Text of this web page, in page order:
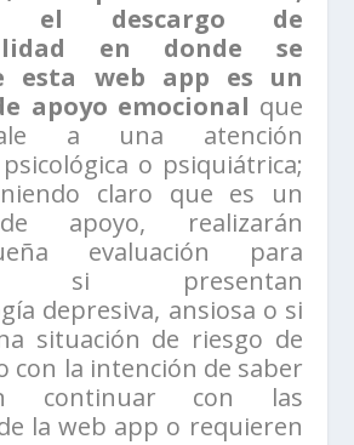
el descargo de
en donde se
esta web app es un
apoyo emocional que
a una atención
o psiquiátrica;
claro que es un
apoyo, realizarán
evaluación para
si presentan
depresiva, ansiosa o si
situación de riesgo de
con la intención de saber
continuar con las
la web app o requieren